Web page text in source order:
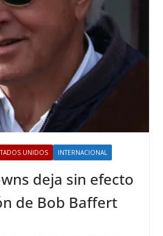
UNIDOS INTERNACIONAL
deja sin efecto
de Bob Baffert